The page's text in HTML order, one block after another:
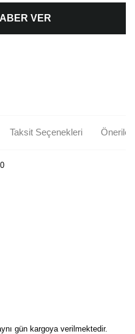
VER
Taksit Seçenekleri
gün kargoya verilmektedir.